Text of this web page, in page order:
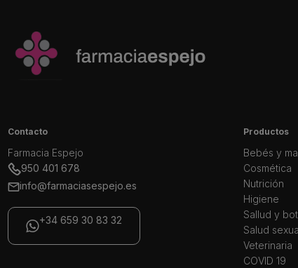
Contacto
Farmacia Espejo
950 401 678
info@farmaciasespejo.es
+34 659 30 83 32
Productos
Bebés y
Cosmética
Nutrición
Higiene
Sallud y
Salud
Veterinaria
COVID 19